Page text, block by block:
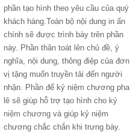
phần tạo hình theo yêu cầu của quý
khách hàng.Toàn bộ nội dung in ấn
chính sẽ được trình bày trên phần
này. Phần thân toát lên chủ đề, ý
nghĩa, nội dung, thông điệp của đơn
vị tặng muốn truyền tải đến người
nhận. Phần đế kỷ niệm chương pha
lê sẽ giúp hỗ trợ tạo hình cho kỷ
niệm chương và giúp kỷ niệm
chương chắc chắn khi trưng bày.